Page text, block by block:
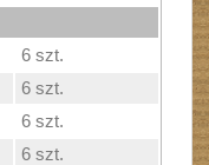
6 szt.
6 szt.
6 szt.
6 szt.